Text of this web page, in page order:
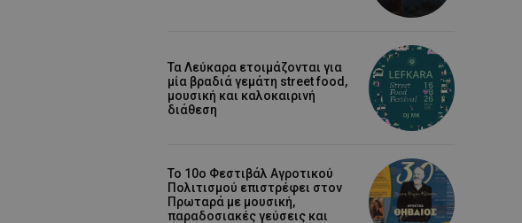
Τα Λεύκαρα ετοιμάζονται για
μία βραδιά γεμάτη street food,
μουσική και καλοκαιρινή
διάθεση
Το 10ο Φεστιβάλ Αγροτικού
Πολιτισμού επιστρέφει στον
Πρωταρά με μουσική,
παραδοσιακές γεύσεις και